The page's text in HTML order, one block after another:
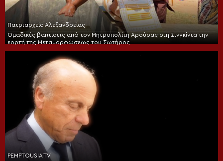
Πατριαρχείο Αλεξανδρείας
Ομαδικές βαπτίσεις από τον Μητροπολίτη Αρούσας στη Σινγκίντα την
εορτή της Μεταμορφώσεως του Σωτήρος
PEMPTOUSIA TV